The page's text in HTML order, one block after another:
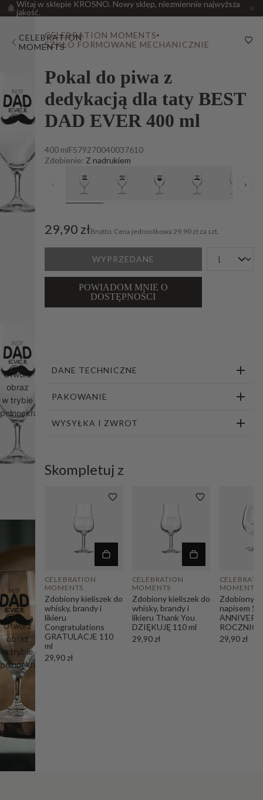
Witaj w sklepie KROSNO. Nowy sklep, niezmiennie najwyższa
jakość.
CELEBRATION
MOMENTS
Otwórz
obraz
w trybie
pełnoekranowym
Otwórz
obraz
w trybie
pełnoekranowym
CELEBRATION MOMENTS
SZKŁO FORMOWANE MECHANICZNIE
Pokal do piwa z
dedykacją dla taty BEST
DAD EVER 400 ml
400 mlF579270040037610
Zdobienie: Z nadrukiem
‹ ›
29,90 zł Cena jednostkowa 29,90 zł za szt.
WYPRZEDANE
POWIADOM MNIE O
DOSTĘPNOŚCI
DANE TECHNICZNE
PAKOWANIE
WYSYŁKA I ZWROT
Skompletuj z
CELEBRATION
MOMENTS
Zdobiony kieliszek do
whisky, brandy i
likieru
Congratulations
GRATULACJE 110
ml
29,90 zł
CELEBRATION
MOMENTS
Zdobiony kieliszek do
whisky, brandy i
likieru Thank You
DZIĘKUJĘ 110 ml
29,90 zł
MOMENTS
Zdobiony
napisem 5
29,90 zł